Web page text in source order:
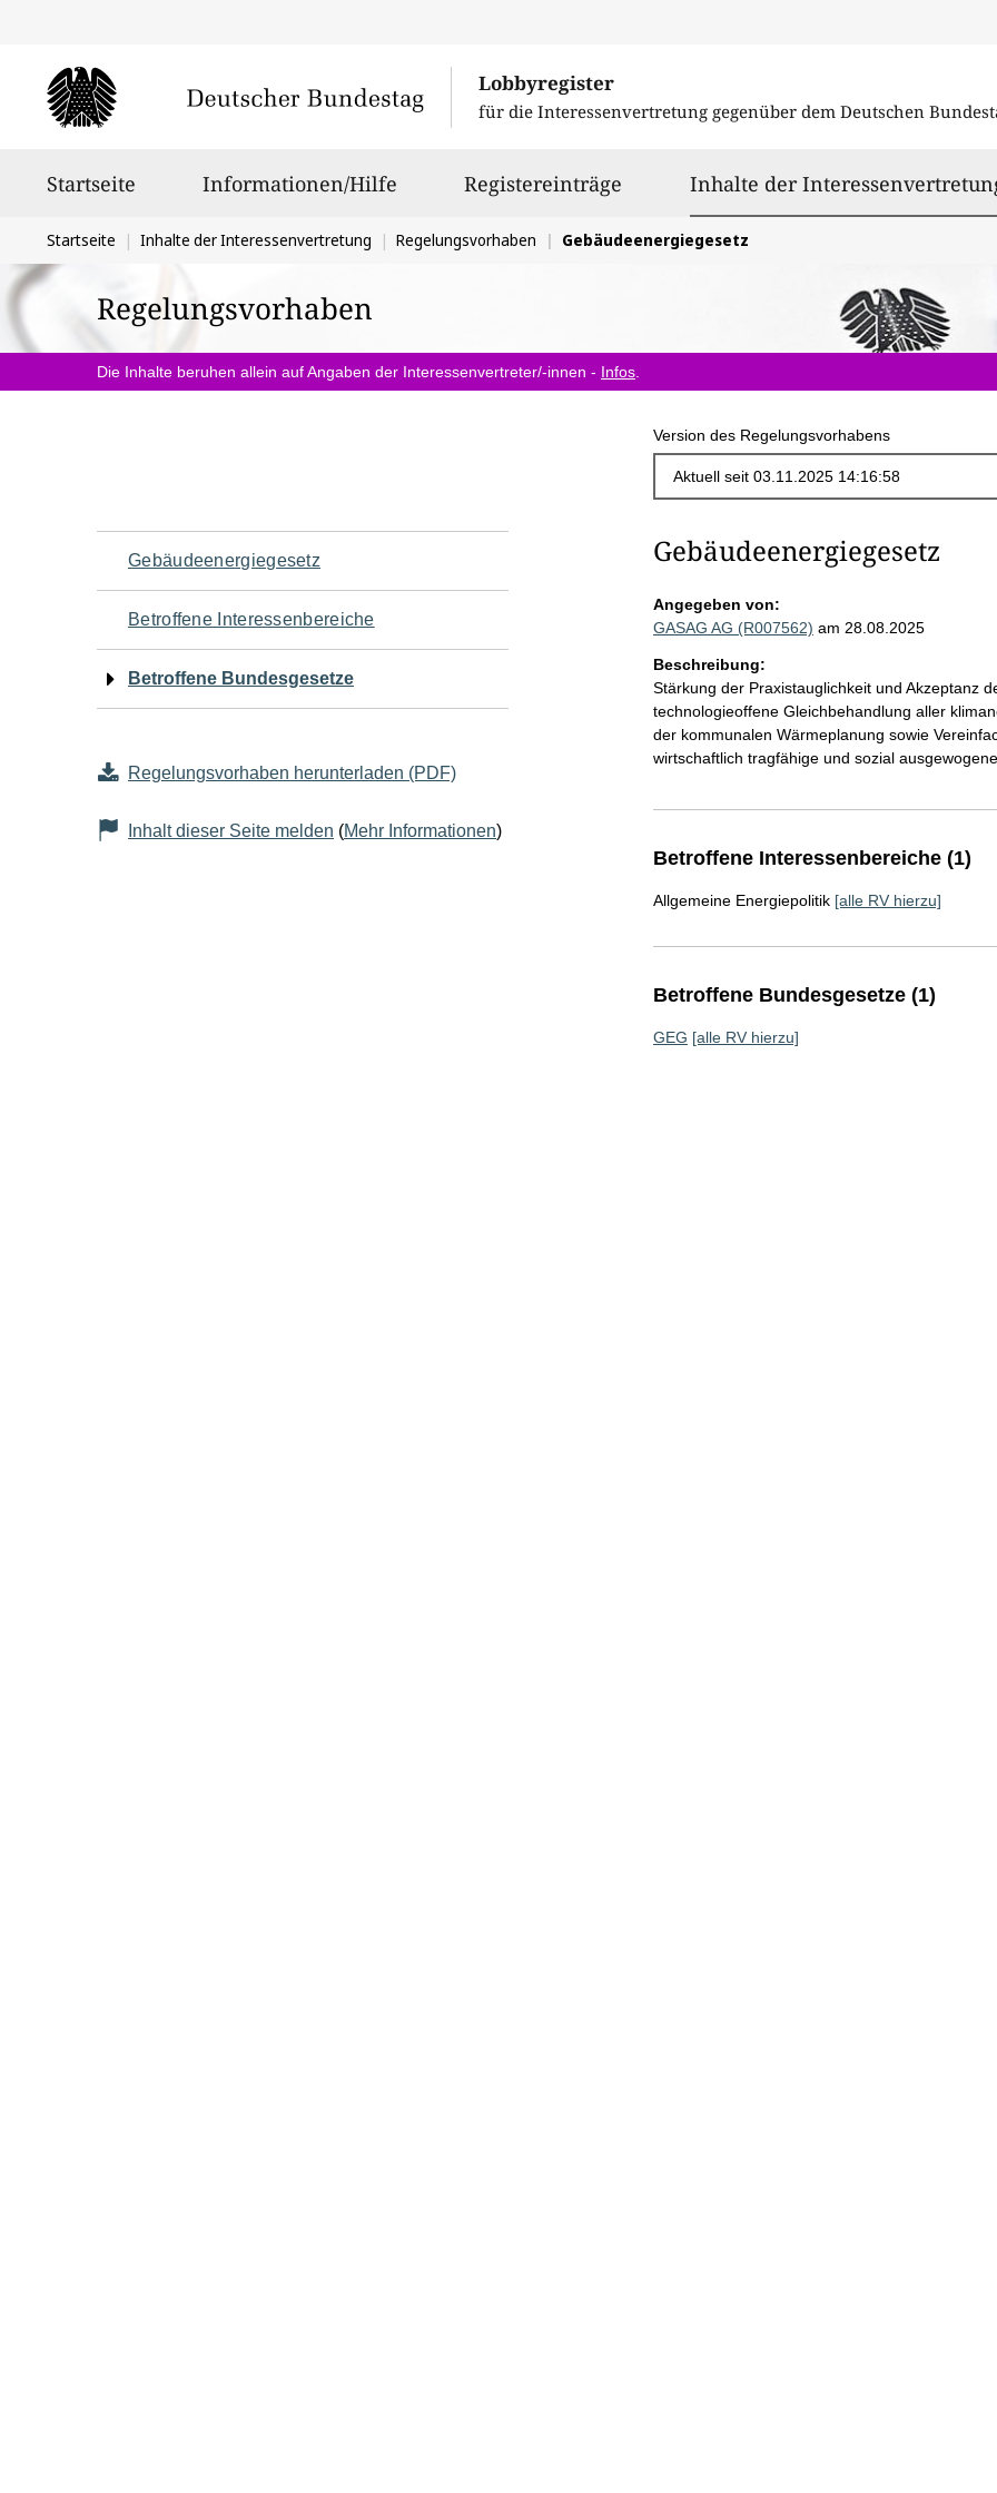
Lobbyregister
für die Interessenvertretung gegenüber dem Deutschen
Startseite Informationen/Hilfe Registereinträge Inhalte der
Sie
befinden
sich
hier:
Startseite Inhalte der Interessenvertretung Regelungsvorhaben Gebäudeenergiegesetz
Regelungsvorhaben
Die Inhalte beruhen allein auf Angaben der Interessenvertreter/-innen - Infos
Version des Regelungsvorhabens
Navigation
für
den
Seiteninhalt
Gebäudeenergiegesetz
Betroffene Interessenbereiche
Betroffene Bundesgesetze
Regelungsvorhaben herunterladen (PDF)
Inhalt dieser Seite melden (Mehr Informationen)
Gebäudeenergiegesetz
Angegeben von:
GASAG AG (R007562) am 28.08.2025
Beschreibung:
Stärkung der Praxistauglichkeit und Akzeptanz
technologieoffene Gleichbehandlung aller
der kommunalen Wärmeplanung sowie
wirtschaftlich tragfähige und sozial
Betroffene Interessenbereiche (1)
Allgemeine Energiepolitik [alle RV hierzu]
Betroffene Bundesgesetze (1)
GEG [alle RV hierzu]